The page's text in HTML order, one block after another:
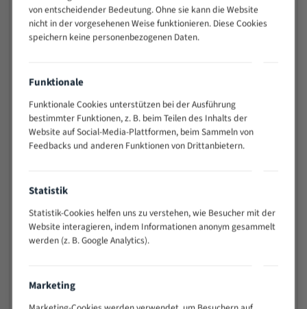
130 -
350
2/3
150 -
600
> 500
0,75/1,25
Vorteile:
Vielseitiges Bandsägeblatt für verschiedenste
Widerstandsfähig gegen Zahnbruch auch bei
schwierigen Werkstücken (Materialmischung,
wechselnde Verbindungslängen)
Sehr geringe Vibration
Technische Beschreibung:
von entscheidender Bedeutung. Ohne sie kann die Website
nicht in der vorgesehenen Weise funktionieren. Diese Cookies
speichern keine personenbezogenen Daten.
Funktionale
Funktionale Cookies unterstützen bei der Ausführung
bestimmter Funktionen, z. B. beim Teilen des Inhalts der
Website auf Social-Media-Plattformen, beim Sammeln von
Feedbacks und anderen Funktionen von Drittanbietern.
Statistik
Statistik-Cookies helfen uns zu verstehen, wie Besucher mit der
Website interagieren, indem Informationen anonym gesammelt
werden (z. B. Google Analytics).
Marketing